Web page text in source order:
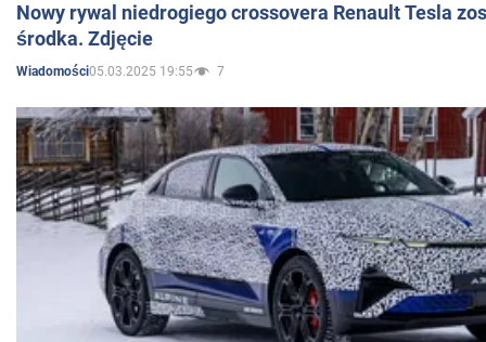
Nowy rywal niedrogiego crossovera Renault Tesla
środka. Zdjęcie
Wiadomości05.03.2025 19:55 7